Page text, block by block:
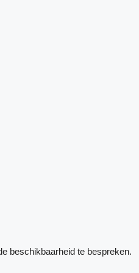
beschikbaarheid te bespreken.